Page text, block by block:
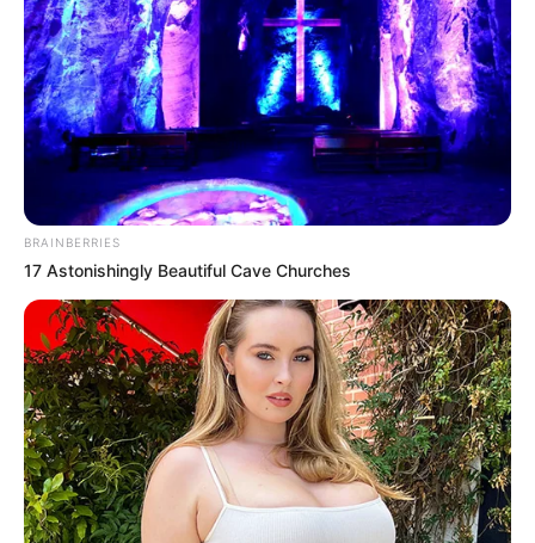
RISARALDA
En cinematográfica
persecución fue
recapturado alias 'el
Caleño', que se había
volado de la Policía en
Santa Rosa de Cabal
LA GUAJIRA
Otra fuga en la costa
Caribe: reclusos se
evadieron de estación de
policía del Molino (La
Guajira) y autoridades
activaron plan candado
INSEGURIDAD
BRAINBERRIES
17 Astonishingly Beautiful Cave Churches